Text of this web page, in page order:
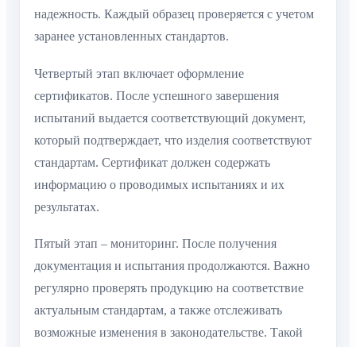
надежность. Каждый образец проверяется с учетом
заранее установленных стандартов.
Четвертый этап включает оформление
сертификатов. После успешного завершения
испытаний выдается соответствующий документ,
который подтверждает, что изделия соответствуют
стандартам. Сертификат должен содержать
информацию о проводимых испытаниях и их
результатах.
Пятый этап – мониторинг. После получения
документация и испытания продолжаются. Важно
регулярно проверять продукцию на соответствие
актуальным стандартам, а также отслеживать
возможные изменения в законодательстве. Такой